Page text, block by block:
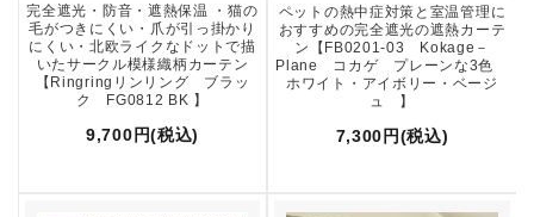
完全遮光・防音・遮熱保温 ・猫の
毛がつきにくい・爪が引っ掛かり
にくい・北欧ライクなドットで描
いたサークル模様織柄カーテン
【Ringringリンリング ブラッ
ク FG0812 BK 】
9,700円(税込)
ペットの熱中症対策と室温管理に
おすすめの完全遮光の遮熱カーテ
ン【FB0201-03 Kokage－
Plane コカゲ プレーンな3色
ホワイト・アイボリー・ベージ
ュ 】
7,300円(税込)